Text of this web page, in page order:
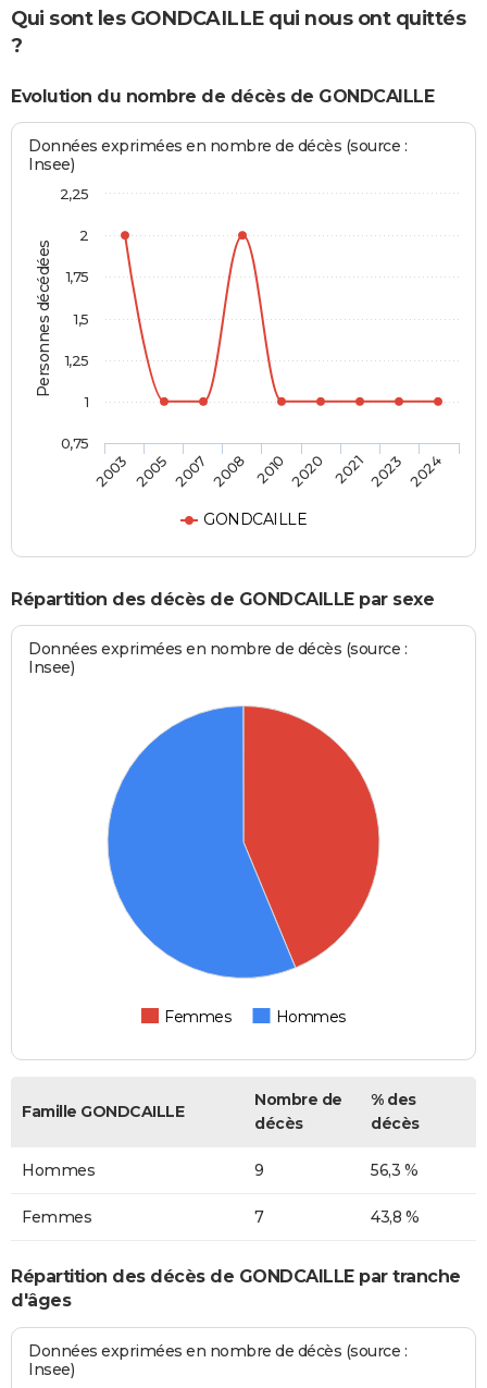
Qui sont les GONDCAILLE qui nous ont quittés
?
Evolution du nombre de décès de GONDCAILLE
Personnes décédées
Données exprimées en nombre de décès (source :
Insee)
GONDCAILLE
2003 2005 2007 2008 2010 2020 20212023 2024
0,75
1
1,25
1,5
1,75
2
2,25
Répartition des décès de GONDCAILLE par sexe
Données exprimées en nombre de décès (source :
Insee)
Femmes Hommes
Famille GONDCAILLE
Nombre de
décès
% des
décès
Hommes 9 56,3 %
Femmes 7 43,8 %
Répartition des décès de GONDCAILLE par tranche
d'âges
Données exprimées en nombre de décès (source :
Insee)